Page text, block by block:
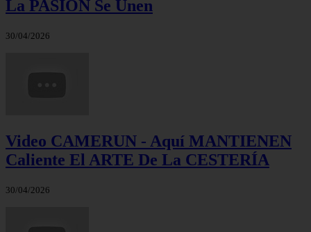
La PASIÓN Se Unen
30/04/2026
Video CAMERUN - Aquí MANTIENEN
Caliente El ARTE De La CESTERÍA
30/04/2026